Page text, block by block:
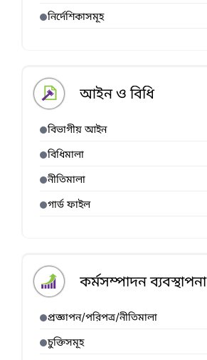
নির্দেশিকাসমূহ
আইন ও বিধি
বিভাগীয় আইন
বিধিমালা
নীতিমালা
গার্ড ফাইল
কর্মসম্পাদন ব্যবস্থাপনা
প্রজ্ঞাপন/পরিপত্র/নীতিমালা
চুক্তিসমূহ